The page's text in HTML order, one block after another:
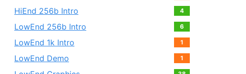
HiEnd 256b Intro 4
LowEnd 256b Intro 6
LowEnd 1k Intro 1
LowEnd Demo 1